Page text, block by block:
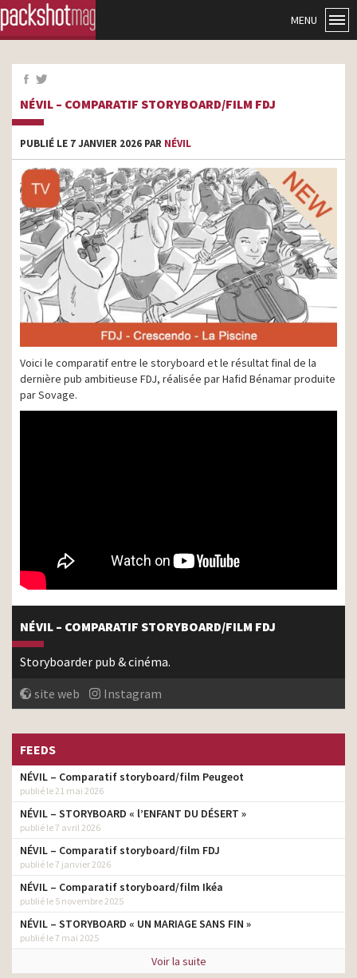
MENU
NÉVIL – COMPARATIF STORYBOARD/FILM FDJ
PUBLIÉ LE 7 JANVIER 2026 PAR NÉVIL
Voici le comparatif entre le storyboard et le résultat final de la
dernière pub ambitieuse FDJ, réalisée par Hafid Bénamar produite
par Sovage.
NÉVIL – COMPARATIF STORYBOARD/FILM FDJ
Storyboarder pub & cinéma.
site web
Instagram
FEEDS
NÉVIL – Comparatif storyboard/film Peugeot
publié le 21 mai 2026
NÉVIL – STORYBOARD « l’ENFANT DU DÉSERT »
publié le 7 avril 2026
NÉVIL – Comparatif storyboard/film FDJ
publié le 7 janvier 2026
NÉVIL – Comparatif storyboard/film Ikéa
publié le 5 novembre 2025
NÉVIL – STORYBOARD « UN MARIAGE SANS FIN »
publié le 7 mai 2025
Voir la suite